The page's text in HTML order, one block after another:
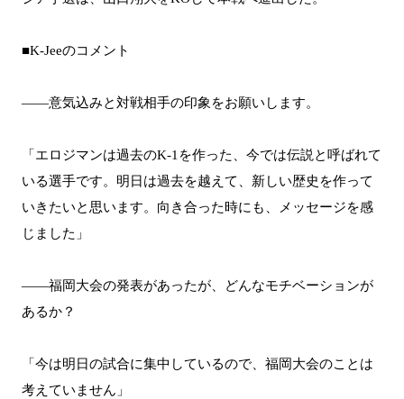
■K-Jeeのコメント
――意気込みと対戦相手の印象をお願いします。
「エロジマンは過去のK-1を作った、今では伝説と呼ばれて
いる選手です。明日は過去を越えて、新しい歴史を作って
いきたいと思います。向き合った時にも、メッセージを感
じました」
――福岡大会の発表があったが、どんなモチベーションが
あるか？
「今は明日の試合に集中しているので、福岡大会のことは
考えていません」